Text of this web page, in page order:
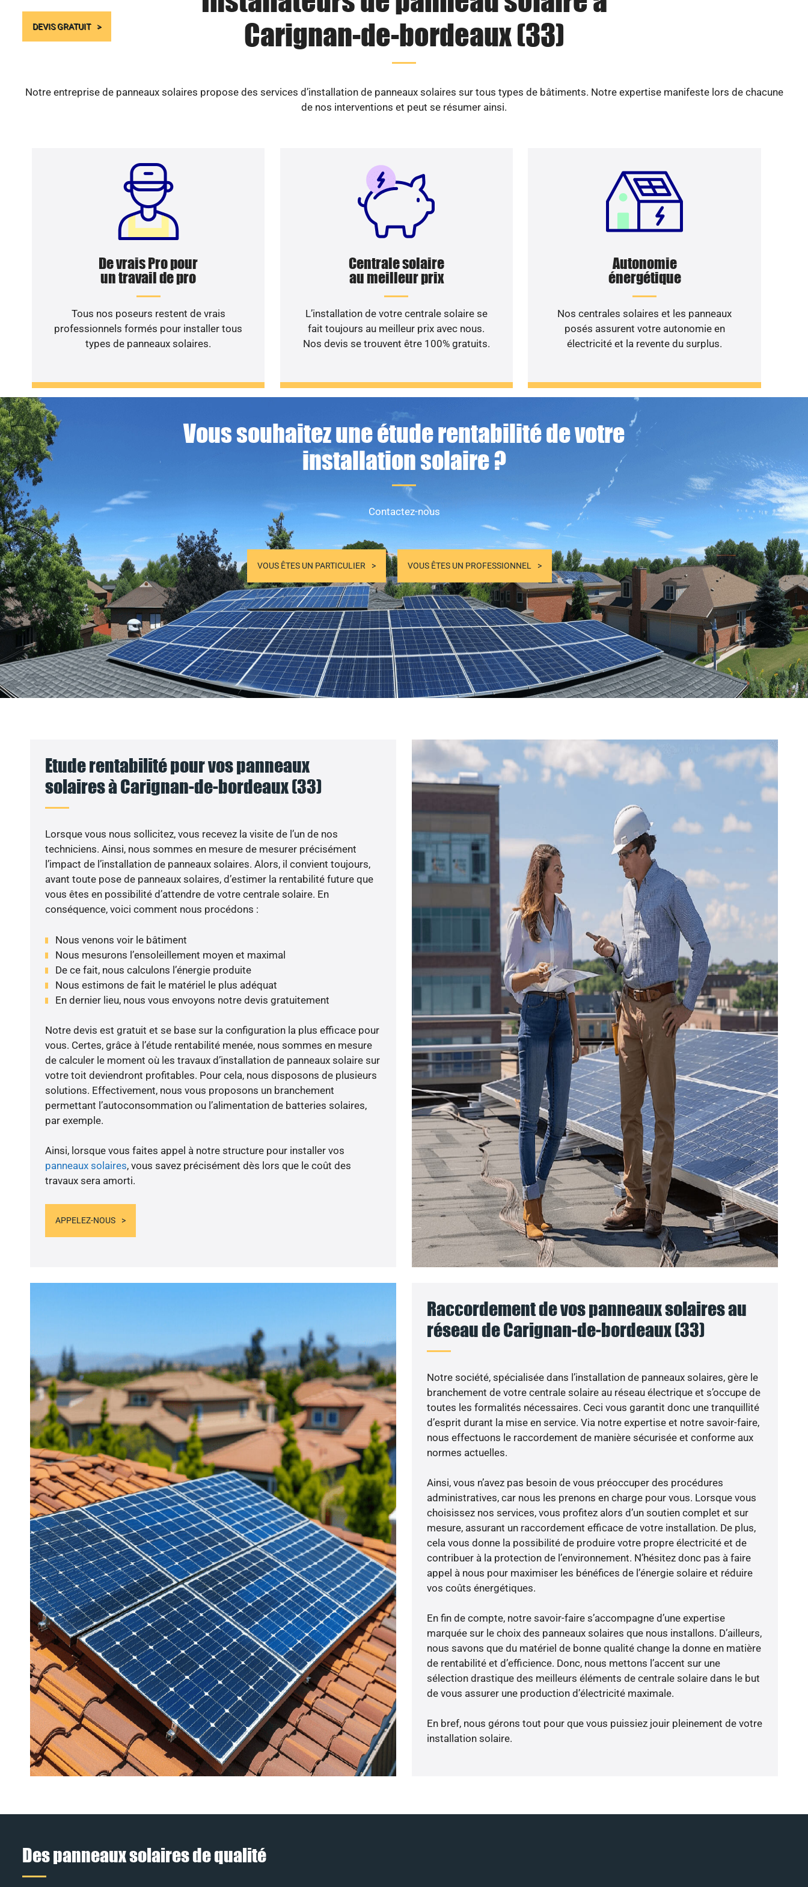
DEVIS GRATUIT
Carignan-de-bordeaux (33)
Notre entreprise de panneaux solaires propose des services d’installation de panneaux solaires sur tous types de bâtiments. Notre expertise manifeste lors de chacune
de nos interventions et peut se résumer ainsi.
De vrais Pro pour
un travail de pro
Tous nos poseurs restent de vrais
professionnels formés pour installer tous
types de panneaux solaires.
Centrale solaire
au meilleur prix
L’installation de votre centrale solaire se
fait toujours au meilleur prix avec nous.
Nos devis se trouvent être 100% gratuits.
Autonomie
énergétique
Nos centrales solaires et les panneaux
posés assurent votre autonomie en
électricité et la revente du surplus.
Vous souhaitez une étude rentabilité de votre
installation solaire ?
Contactez-nous
VOUS ÊTES UN PARTICULIER VOUS ÊTES UN PROFESSIONNEL
Etude rentabilité pour vos panneaux
solaires à Carignan-de-bordeaux (33)
Lorsque vous nous sollicitez, vous recevez la visite de l’un de nos
techniciens. Ainsi, nous sommes en mesure de mesurer précisément
l’impact de l’installation de panneaux solaires. Alors, il convient toujours,
avant toute pose de panneaux solaires, d’estimer la rentabilité future que
vous êtes en possibilité d’attendre de votre centrale solaire. En
conséquence, voici comment nous procédons :
Nous venons voir le bâtiment
Nous mesurons l’ensoleillement moyen et maximal
De ce fait, nous calculons l’énergie produite
Nous estimons de fait le matériel le plus adéquat
En dernier lieu, nous vous envoyons notre devis gratuitement
Notre devis est gratuit et se base sur la configuration la plus efficace pour
vous. Certes, grâce à l’étude rentabilité menée, nous sommes en mesure
de calculer le moment où les travaux d’installation de panneaux solaire sur
votre toit deviendront profitables. Pour cela, nous disposons de plusieurs
solutions. Effectivement, nous vous proposons un branchement
permettant l’autoconsommation ou l’alimentation de batteries solaires,
par exemple.
Ainsi, lorsque vous faites appel à notre structure pour installer vos
panneaux solaires, vous savez précisément dès lors que le coût des
travaux sera amorti.
APPELEZ-NOUS
Raccordement de vos panneaux solaires au
réseau de Carignan-de-bordeaux (33)
Notre société, spécialisée dans l’installation de panneaux solaires, gère le
branchement de votre centrale solaire au réseau électrique et s’occupe de
toutes les formalités nécessaires. Ceci vous garantit donc une tranquillité
d’esprit durant la mise en service. Via notre expertise et notre savoir-faire,
nous effectuons le raccordement de manière sécurisée et conforme aux
normes actuelles.
Ainsi, vous n’avez pas besoin de vous préoccuper des procédures
administratives, car nous les prenons en charge pour vous. Lorsque vous
choisissez nos services, vous profitez alors d’un soutien complet et sur
mesure, assurant un raccordement efficace de votre installation. De plus,
cela vous donne la possibilité de produire votre propre électricité et de
contribuer à la protection de l’environnement. N’hésitez donc pas à faire
appel à nous pour maximiser les bénéfices de l’énergie solaire et réduire
vos coûts énergétiques.
En fin de compte, notre savoir-faire s’accompagne d’une expertise
marquée sur le choix des panneaux solaires que nous installons. D’ailleurs,
nous savons que du matériel de bonne qualité change la donne en matière
de rentabilité et d’efficience. Donc, nous mettons l’accent sur une
sélection drastique des meilleurs éléments de centrale solaire dans le but
de vous assurer une production d’électricité maximale.
En bref, nous gérons tout pour que vous puissiez jouir pleinement de votre
installation solaire.
Des panneaux solaires de qualité